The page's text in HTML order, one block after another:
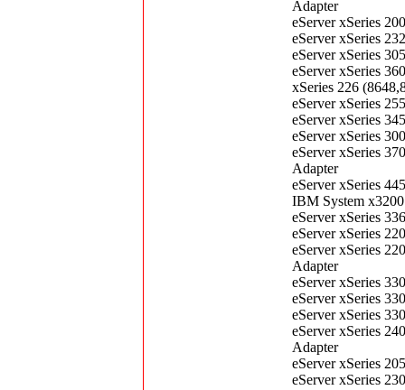
Adapter
eServer xSeries
eServer xSeries
eServer xSeries
eServer xSeries
xSeries 226
eServer xSeries
eServer xSeries
eServer xSeries
eServer xSeries
Adapter
eServer xSeries
IBM System
eServer xSeries
eServer xSeries
eServer xSeries
Adapter
eServer xSeries
eServer xSeries
eServer xSeries
eServer xSeries
Adapter
eServer xSeries
eServer xSeries